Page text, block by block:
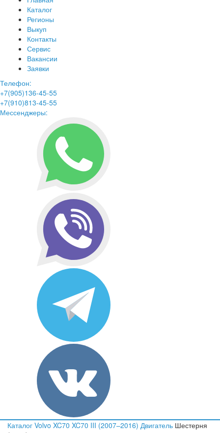
Каталог
Регионы
Выкуп
Контакты
Сервис
Вакансии
Заявки
Телефон:
+7(905)136-45-55
+7(910)813-45-55
Мессенджеры:
Каталог Volvo XC70 XC70 III (2007–2016) Двигатель Шестерня